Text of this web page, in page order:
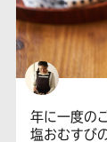
年に一度の
塩おむすび